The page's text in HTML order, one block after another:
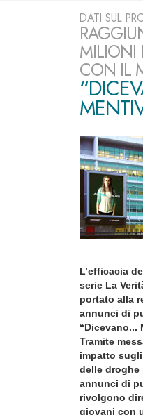
DATI SUL
MILIONI
CON IL
L’efficacia
serie La
portato alla
annunci di
“Dicevano...
Tramite
impatto
delle droghe
annunci di
rivolgono
giovani con